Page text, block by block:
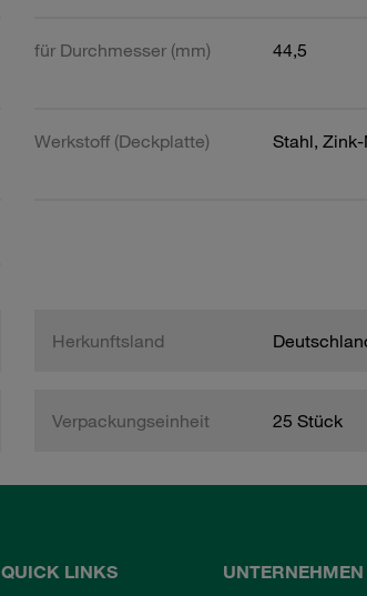
für Durchmesser (mm) 44,5
Werkstoff (Deckplatte) Stahl,
Herkunftsland
Verpackungseinheit 25 Stück
QUICK LINKS UNTERNEHMEN